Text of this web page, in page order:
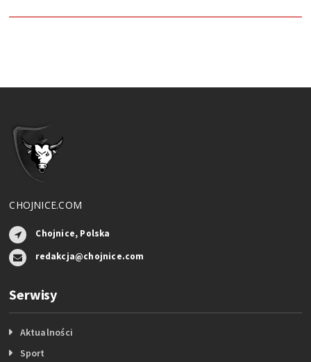
CHOJNICE.COM
Chojnice, Polska
redakcja@chojnice.com
Serwisy
Aktualności
Sport